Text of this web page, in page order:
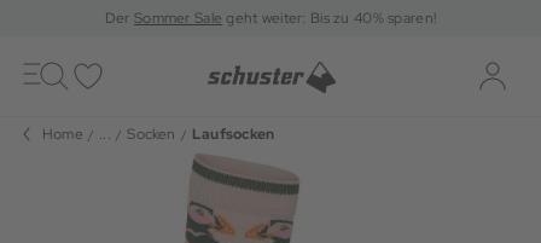
DerSommer Sale geht weiter: Bis zu 40% sparen!
Toggle
navigation
Home ... Socken Laufsocken